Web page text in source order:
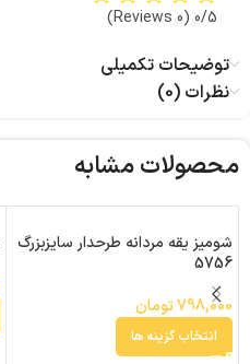
0/5
(0 Reviews)
توضیحات تکمیلی
نظرات (0)
محصولات مشابه
شومیز یقه مردانه طرحدار سایزبزرگ
5756
798,000تومان
انتخاب گزینه ها